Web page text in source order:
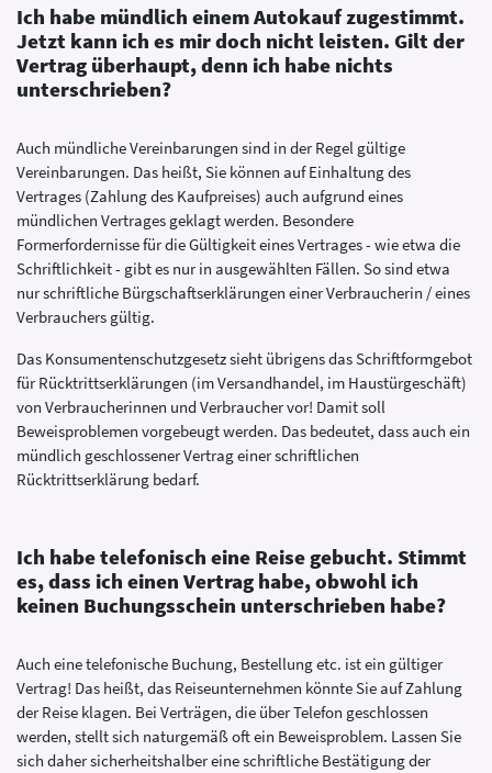
Ich habe mündlich einem Autokauf zugestimmt.
Jetzt kann ich es mir doch nicht leisten. Gilt der
Vertrag überhaupt, denn ich habe nichts
unterschrieben?
Auch mündliche Vereinbarungen sind in der Regel gültige
Vereinbarungen. Das heißt, Sie können auf Einhaltung des
Vertrages (Zahlung des Kaufpreises) auch aufgrund eines
mündlichen Vertrages geklagt werden. Besondere
Formerfordernisse für die Gültigkeit eines Vertrages - wie etwa die
Schriftlichkeit - gibt es nur in ausgewählten Fällen. So sind etwa
nur schriftliche Bürgschaftserklärungen einer Verbraucherin / eines
Verbrauchers gültig.
Das Konsumentenschutzgesetz sieht übrigens das Schriftformgebot
für Rücktrittserklärungen (im Versandhandel, im Haustürgeschäft)
von Verbraucherinnen und Verbraucher vor! Damit soll
Beweisproblemen vorgebeugt werden. Das bedeutet, dass auch ein
mündlich geschlossener Vertrag einer schriftlichen
Rücktrittserklärung bedarf.
Ich habe telefonisch eine Reise gebucht. Stimmt
es, dass ich einen Vertrag habe, obwohl ich
keinen Buchungsschein unterschrieben habe?
Auch eine telefonische Buchung, Bestellung etc. ist ein gültiger
Vertrag! Das heißt, das Reiseunternehmen könnte Sie auf Zahlung
der Reise klagen. Bei Verträgen, die über Telefon geschlossen
werden, stellt sich naturgemäß oft ein Beweisproblem. Lassen Sie
sich daher sicherheitshalber eine schriftliche Bestätigung der